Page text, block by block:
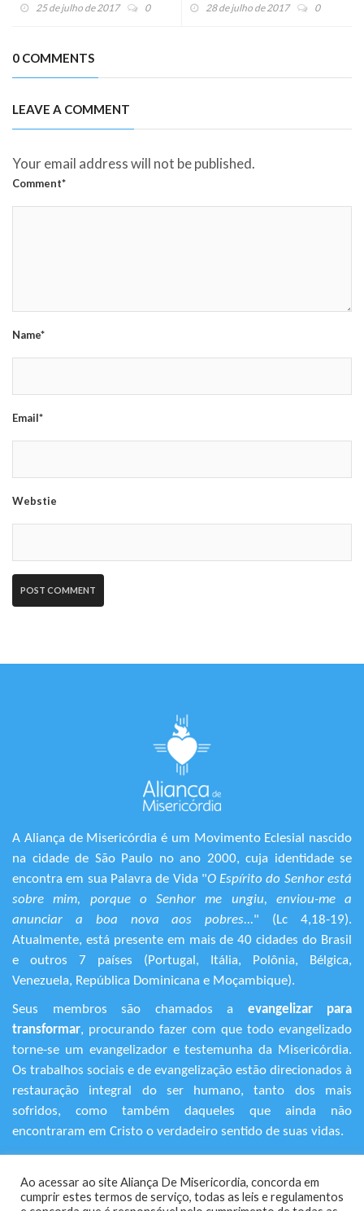
25 de julho de 2017 0 28 de julho de 2017 0
0 COMMENTS
LEAVE A COMMENT
Your email address will not be published.
Comment*
Name*
Email*
Webstie
A Aliança de Misericórdia é um Movimento Eclesial nascido
na cidade de São Paulo no ano 2000, cuja identidade se
encontra em sua Palavra de Vida "O Espírito do Senhor está
sobre mim, porque o Senhor me ungiu, enviou-me a
anunciar a boa nova aos pobres..." (Lc 4,18-19).
Atualmente, está presente em mais de 40 cidades do Brasil
e outros 7 países (Portugal, Itália, Polônia, Bélgica,
Venezuela, República Dominicana e Moçambique).
Seus membros são chamados a evangelizar para
transformar, procurando fazer com que todo evangelizado
torne-se um evangelizador e testemunha da Misericórdia.
Os trabalhos sociais e de evangelização estão direcionados à
restauração integral do ser humano, tanto dos mais
sofridos, como também daqueles que ainda não
encontraram em Cristo o verdadeiro sentido de suas vidas.
Rua Avanhandava, 616 – Bela Vista
Ao acessar ao site Aliança De Misericordia, concorda em
cumprir estes termos de serviço, todas as leis e regulamentos